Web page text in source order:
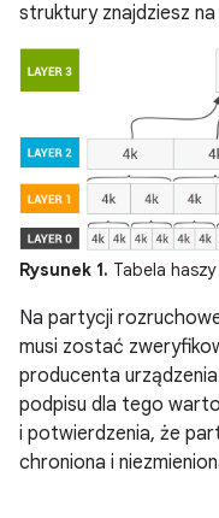
struktury znajdziesz
Rysunek 1. Tabela
Na partycji
musi zostać
producenta
podpisu dla tego
i potwierdzenia, że
chroniona i